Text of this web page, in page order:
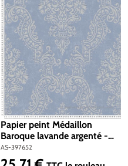
Papier peint Médaillon
Baroque lavande argenté -
Pure Elegance d'A.S. Création
| Réf. AS-397652
AS-397652